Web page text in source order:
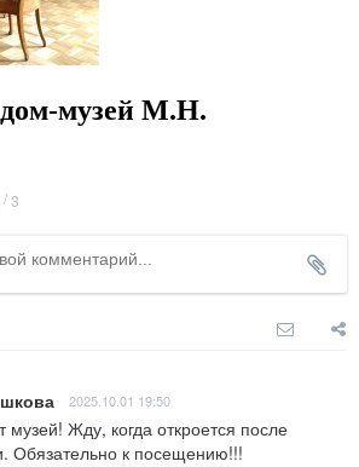
музей М.Н.
/3
2025.10.01 19:50
Жду, когда откроется после
Обязательно к посещению!!!